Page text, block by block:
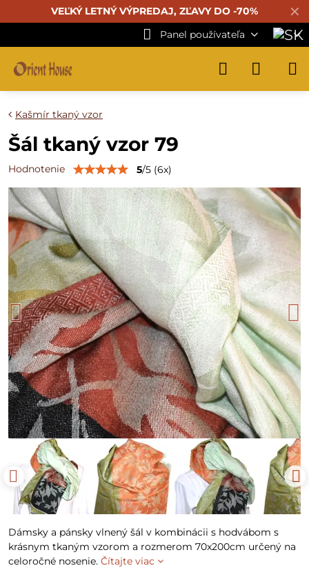
✕
VEĽKÝ LETNÝ VÝPREDAJ, ZĽAVY DO -70%
Panel používateľa
Kašmír tkaný vzor
Šál tkaný vzor 79
Hodnotenie 5/5 (6x)
Dámsky a pánsky vlnený šál v kombinácii s hodvábom s
krásnym tkaným vzorom a rozmerom 70x200cm určený na
celoročné nosenie. Čítajte viac